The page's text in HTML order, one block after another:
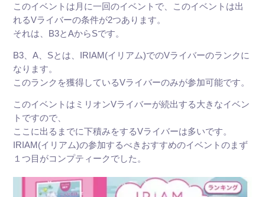
このイベントは月に一回のイベントで、このイベントは出
れるVライバーの条件が2つあります。
それは、 B3とAからSです。
B3、A、Sとは、IRIAM(イリアム)でのVライバーのランクに
なります。
このランクを獲得しているVライバーのみが参加可能です。
このイベントはミリオンVライバーが続出する大きなイベン
トですので、
ここに出るまでに下積みをするVライバーは多いです。
IRIAM(イリアム)の参加するべきおすすめのイベントのまず
１つ目がコンプティークでした。